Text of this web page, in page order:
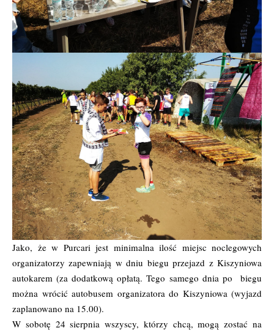
Jako, że w Purcari jest minimalna ilość miejsc noclegowych
organizatorzy zapewniają w dniu biegu przejazd z Kiszyniowa
autokarem (za dodatkową opłatą. Tego samego dnia po biegu
można wrócić autobusem organizatora do Kiszyniowa (wyjazd
zaplanowano na 15.00).
W sobotę 24 sierpnia wszyscy, którzy chcą, mogą zostać na